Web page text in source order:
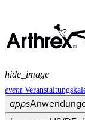
event
apps
hide_image